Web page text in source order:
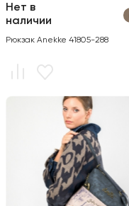
Нет в
наличии
Рюкзак Anekke 41805-288